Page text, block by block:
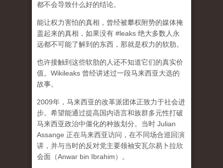
都不会导致什么好的结论。
能让权力害怕的真相，曾经被攀权附势的媒体掩
盖起来的真相，如果没有 #leaks 绝大多数人永
远都不可能了解到的东西，那就是权力的软肋。
也许接触到这些软肋的人还不知道它们的真实价
值。Wikileaks 曾经讲述过一段马来西亚大选的
故事。
2009年，马来西亚的改革派团体正致力于社会进
步。希望能通过提高国内语言和族群多元性打破
马来西亚政治中僵化的种族划分。当时 Julian
Assange 正在马来西亚访问，在不同场合巡回演
讲，并与当时的反对党主要领袖安瓦尔易卜拉欣
会面（Anwar bin Ibrahim）。